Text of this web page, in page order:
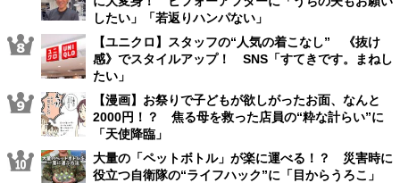
したい」「若返りハンパない」
【ユニクロ】スタッフの“人気の着こなし” 《抜け
感》でスタイルアップ！ SNS「すてきです。まねし
たい」
【漫画】お祭りで子どもが欲しがったお面、なんと
2000円！？ 焦る母を救った店員の“粋な計らい”に
「天使降臨」
大量の「ペットボトル」が楽に運べる！？ 災害時に
役立つ自衛隊の“ライフハック”に「目からうろこ」